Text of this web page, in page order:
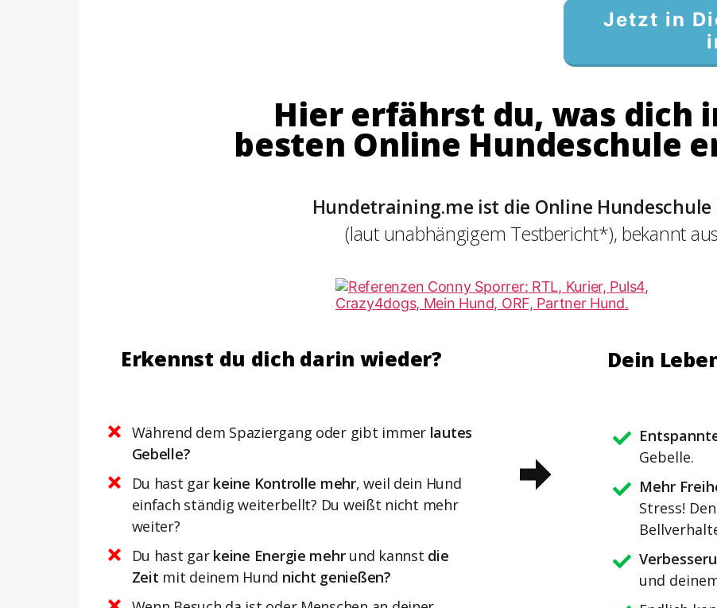
Jetzt in
Hier erfährst du, was dich
besten Online Hundeschule
Hundetraining.me ist die Online Hundeschule
(laut unabhängigem Testbericht*), bekannt
Erkennst du dich darin wieder?
Während dem Spaziergang oder gibt immerlautes
Gebelle?
Du hast gar keine Kontrolle mehr, weil dein Hund
einfach ständig weiterbellt? Du weißt nicht mehr
weiter?
Du hast garkeine Energie mehr und kannst die
Zeit mit deinem Hund nicht genießen?
Dein
Gebelle.
Mehr
Stress!
und